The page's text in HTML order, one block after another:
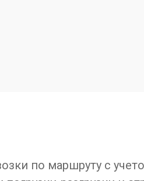
по маршруту с